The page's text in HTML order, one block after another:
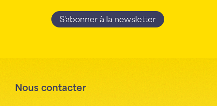
Nous contacter